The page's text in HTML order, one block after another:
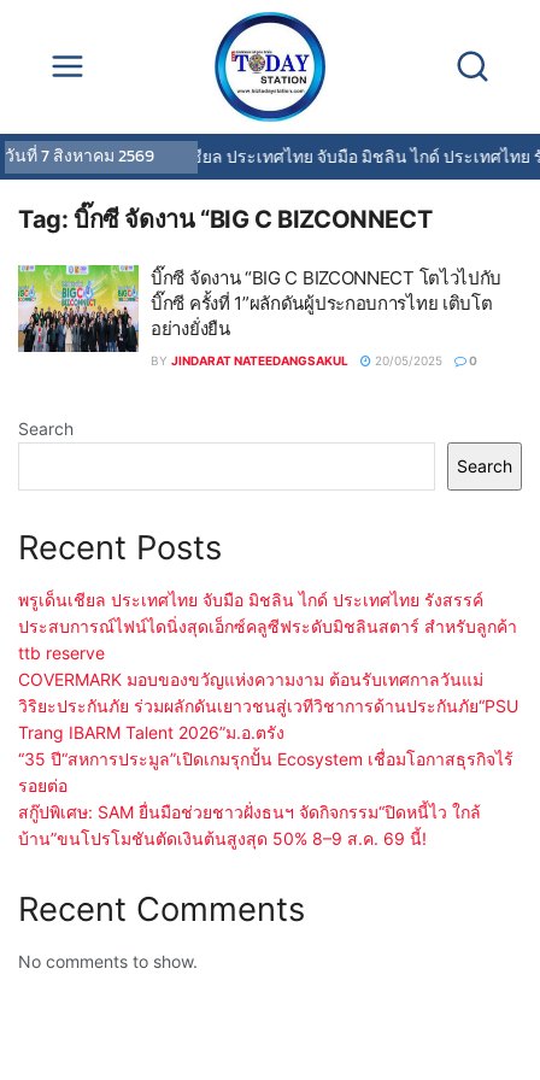
วันที่7 สิงหาคม 2569พรูเด็นเชียล ประเทศไทย จับมือ มิชลิน ไกด์ ประเทศไ
Tag: บิ๊กซี จัดงาน “BIG C BIZCONNECT
บิ๊กซี จัดงาน “BIG C BIZCONNECT โตไวไปกับ
บิ๊กซี ครั้งที่ 1”ผลักดันผู้ประกอบการไทย เติบโต
อย่างยั่งยืน
BY JINDARAT NATEEDANGSAKUL 20/05/2025 0
Search
Search
Recent Posts
พรูเด็นเชียล ประเทศไทย จับมือ มิชลิน ไกด์ ประเทศไทย รังสรรค์
ประสบการณ์ไฟน์ไดนิ่งสุดเอ็กซ์คลูซีฟระดับมิชลินสตาร์ สำหรับลูกค้า
ttb reserve
COVERMARK มอบของขวัญแห่งความงาม ต้อนรับเทศกาลวันแม่
วิริยะประกันภัย ร่วมผลักดันเยาวชนสู่เวทีวิชาการด้านประกันภัย“PSU
Trang IBARM Talent 2026”ม.อ.ตรัง
“35 ปี“สหการประมูล”เปิดเกมรุกปั้น Ecosystem เชื่อมโอกาสธุรกิจไร้
รอยต่อ
สกู๊ปพิเศษ: SAM ยื่นมือช่วยชาวฝั่งธนฯ จัดกิจกรรม“ปิดหนี้ไว ใกล้
บ้าน”ขนโปรโมชันตัดเงินต้นสูงสุด 50% 8–9 ส.ค. 69 นี้!
Recent Comments
No comments to show.